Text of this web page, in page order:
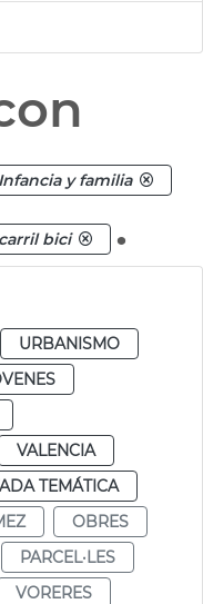
Infancia y familia
carril bici .
URBANISMO
VALENCIA
TEMÁTICA
OBRES
PARCEL·LES
VORERES